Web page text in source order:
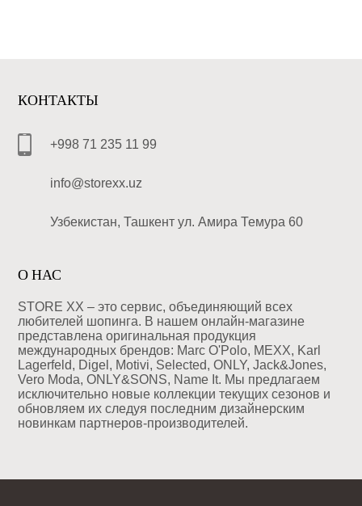
КОНТАКТЫ
+998 71 235 11 99
info@storexx.uz
Узбекистан, Ташкент ул. Амира Темура 60
О НАС
STORE XX – это сервис, объединяющий всех
любителей шопинга. В нашем онлайн-магазине
представлена оригинальная продукция
международных брендов: Marc O'Polo, MEXX, Karl
Lagerfeld, Digel, Motivi, Selected, ONLY, Jack&Jones,
Vero Moda, ONLY&SONS, Name It. Мы предлагаем
исключительно новые коллекции текущих сезонов и
обновляем их следуя последним дизайнерским
новинкам партнеров-производителей.